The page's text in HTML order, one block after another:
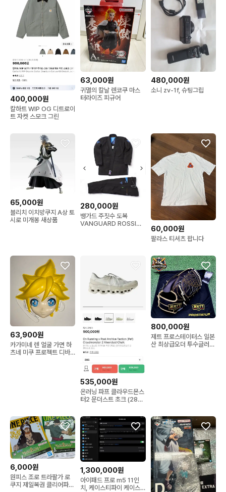
400,000원
칼하트 WIP OG 디트로이
트 자켓 스모크 그린
63,000원
귀멸의 칼날 렌코쿠 마스
터라이즈 피규어
480,000원
소니 zv-1f, 슈팅그립
65,000원
블리치 이치방쿠지 A상 토
시로 미개봉 새상품
280,000원
뱅가드 주짓수 도복
VANGUARD ROSSINI
60,000원
팔라스 티셔츠 팝니다
63,900원
카가미네 렌 얼굴 가면 하
츠네 미쿠 프로젝트 디바
535,000원
온러닝 파프 클라우드몬스
터2 문더스트 초크 (285)
800,000원
제트 프로스테이터스 일본
산 최상급오더 투수글러브
6,000원
원피스 조로 트라팔가 로
쿠지 제일복권 클리어파일
1,300,000원
아이패드 프로 m5 11인
치, 케이스티파이 케이스